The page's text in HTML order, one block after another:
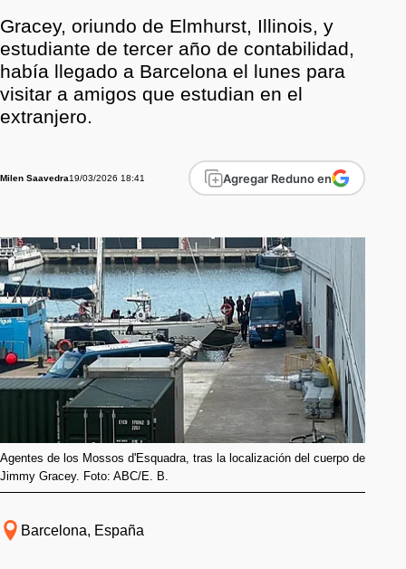
Gracey, oriundo de Elmhurst, Illinois, y
estudiante de tercer año de contabilidad,
había llegado a Barcelona el lunes para
visitar a amigos que estudian en el
extranjero.
Milen Saavedra19/03/2026 18:41 Agregar Reduno en
Agentes de los Mossos d'Esquadra, tras la localización del cuerpo de
Jimmy Gracey. Foto: ABC/E. B.
Barcelona, España